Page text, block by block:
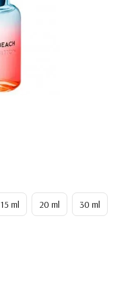
15 ml 20 ml 30 ml